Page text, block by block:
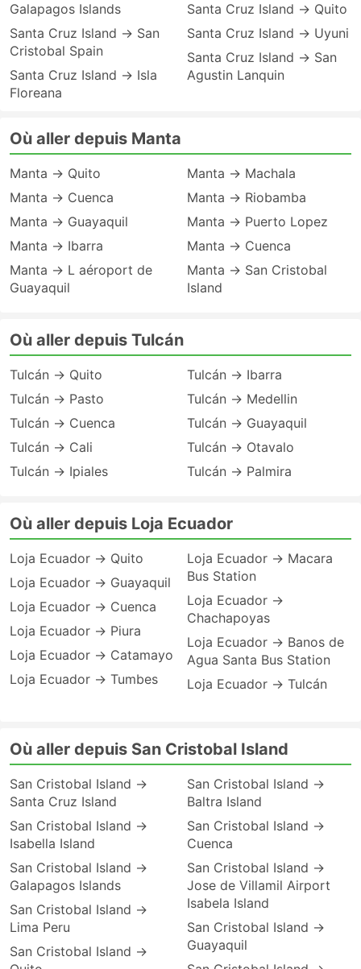
Galapagos Islands
Santa Cruz Island → San
Cristobal Spain
Santa Cruz Island → Isla
Floreana
Santa Cruz Island → Quito
Santa Cruz Island → Uyuni
Santa Cruz Island → San
Agustin Lanquin
Où aller depuis Manta
Manta → Quito
Manta → Cuenca
Manta → Guayaquil
Manta → Ibarra
Manta → L aéroport de
Guayaquil
Manta → Machala
Manta → Riobamba
Manta → Puerto Lopez
Manta → Cuenca
Manta → San Cristobal
Island
Où aller depuis Tulcán
Tulcán → Quito
Tulcán → Pasto
Tulcán → Cuenca
Tulcán → Cali
Tulcán → Ipiales
Tulcán → Ibarra
Tulcán → Medellin
Tulcán → Guayaquil
Tulcán → Otavalo
Tulcán → Palmira
Où aller depuis Loja Ecuador
Loja Ecuador → Quito
Loja Ecuador → Guayaquil
Loja Ecuador → Cuenca
Loja Ecuador → Piura
Loja Ecuador → Catamayo
Loja Ecuador → Tumbes
Loja Ecuador → Macara
Bus Station
Loja Ecuador →
Chachapoyas
Loja Ecuador → Banos de
Agua Santa Bus Station
Loja Ecuador → Tulcán
Où aller depuis San Cristobal Island
San Cristobal Island →
Santa Cruz Island
San Cristobal Island →
Isabella Island
San Cristobal Island →
Galapagos Islands
San Cristobal Island →
Lima Peru
San Cristobal Island →
San Cristobal Island →
Baltra Island
San Cristobal Island →
Cuenca
San Cristobal Island →
Jose de Villamil Airport
Isabela Island
San Cristobal Island →
Guayaquil